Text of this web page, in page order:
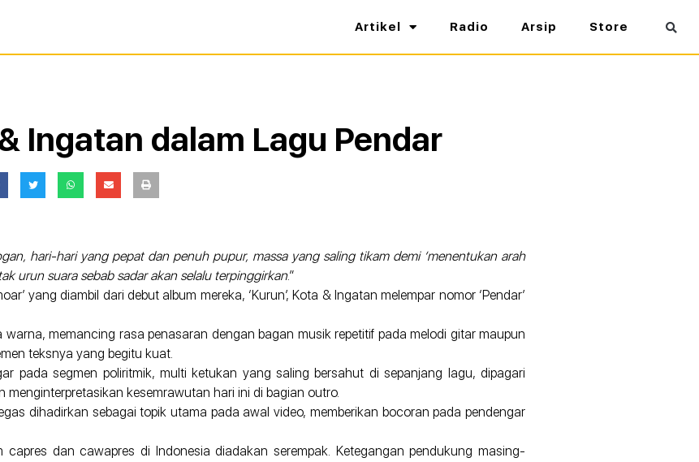
Artikel Radio Arsip Store
Ingatan dalam Lagu Pendar
hari-hari yang pepat dan penuh pupur, massa yang saling tikam demi ‘menentukan arah
urun suara sebab sadar akan selalu terpinggirkan.”
yang diambil dari debut album mereka, ‘Kurun’, Kota & Ingatan melempar nomor ‘Pendar’
memancing rasa penasaran dengan bagan musik repetitif pada melodi gitar maupun
teksnya yang begitu kuat.
pada segmen poliritmik, multi ketukan yang saling bersahut di sepanjang lagu, dipagari
kesemrawutan hari ini di bagian outro.
dihadirkan sebagai topik utama pada awal video, memberikan bocoran pada pendengar
dan cawapres di Indonesia diadakan serempak. Ketegangan pendukung masing-